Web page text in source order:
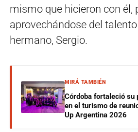
mismo que hicieron con él,
aprovechándose del
hermano, Sergio.
MIRÁ TAMBIÉN
Córdoba fortaleció su
en el turismo de
Up Argentina 2026